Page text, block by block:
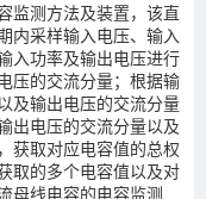
监测方法及装置，该直
内采样输入电压、输入
入功率及输出电压进行
压的交流分量；根据输
及输出电压的交流分量
出电压的交流分量以及
获取对应电容值的总权
取的多个电容值以及对
母线电容的电容监测